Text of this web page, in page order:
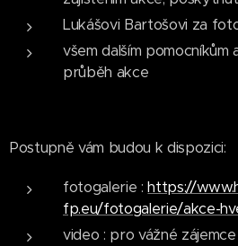
Lukášovi Bartošovi za
všem dalším pomocníkům
průběh akce
Postupně vám budou k dispozici:
fotogalerie :https://
fp.eu/fotogalerie/akce-
video : pro vážné